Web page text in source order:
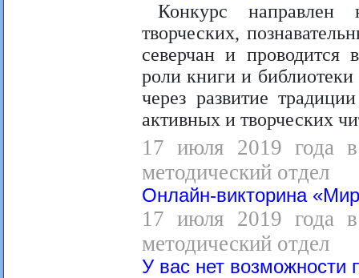
Конкурс направлен
творческих,
северчан и проводится
роли книги и библиотеки
через развитие
активных и творческих
17 июля 2019 года в
методический отдел
Онлайн-викторина
17 июля 2019 года в
методический отдел
У вас нет возможности